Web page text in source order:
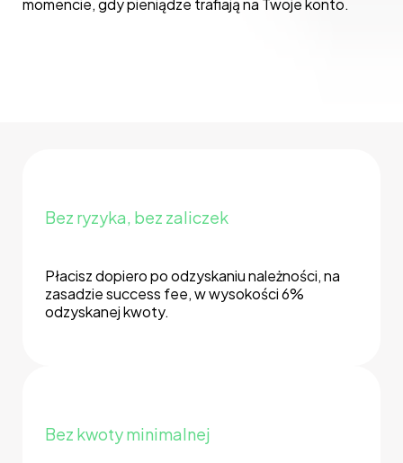
momencie, gdy pieniądze trafiają na Twoje konto.
Bez ryzyka, bez zaliczek
Płacisz dopiero po odzyskaniu należności, na
zasadzie success fee, w wysokości 6%
odzyskanej kwoty.
Bez kwoty minimalnej